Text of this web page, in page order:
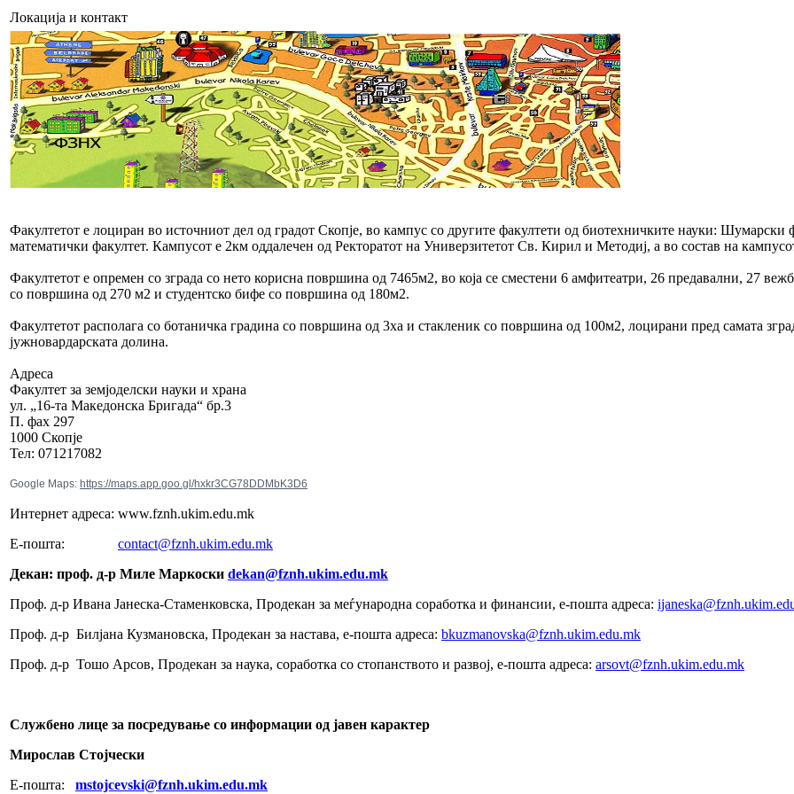
Локација и контакт
Факултетот е лоциран во источниот дел од градот Скопје, во кампус со другите факултети од биотехничките науки:
математички факултет. Кампусот е 2км оддалечен од Ректоратот на Универзитетот Св. Кирил и Методиј, а во состав на
Факултетот е опремен со зграда со нето корисна површина од 7465м2, во која се сместени 6 амфитеатри, 26 предавални, 27
со површина од 270 м2 и студентско бифе со површина од 180м2.
Факултетот располага со ботаничка градина со површина од 3ха и стакленик со површина од 100м2, лоцирани пред самата
јужновардарската долина.
Адреса
Факултет за земјоделски науки и храна
ул. „16-та Македонска Бригада“ бр.3
П. фах 297
1000 Скопје
Тел: 071217082
Google Maps: https://maps.app.goo.gl/hxkr3CG78DDMbK3D6
Интернет адреса: www.fznh.ukim.edu.mk
E-пошта: contact@fznh.ukim.edu.mk
Декан: проф. д-р Миле Маркоски dekan@fznh.ukim.edu.mk
Проф. д-р Ивана Јанеска-Стаменковска, Продекан за меѓународна соработка и финансии, е-пошта адреса:
Проф. д-р Билјана Кузмановска, Продекан за настава, е-пошта адреса: bkuzmanovska@fznh.ukim.edu.mk
Проф. д-р Тошо Арсов, Продекан за наука, соработка со стопанството и развој, е-пошта адреса: arsovt@fznh.ukim.edu.mk
Службено лице за посредување со информации од јавен карактер
Мирослав Стојчески
E-пошта: mstojcevski@fznh.ukim.edu.mk